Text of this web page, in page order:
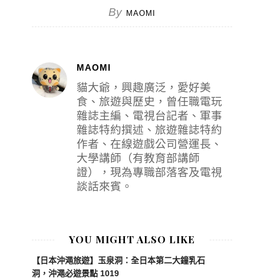
By MAOMI
MAOMI
貓大爺，興趣廣泛，愛好美
食、旅遊與歷史，曾任職電玩
雜誌主編、電視台記者、軍事
雜誌特約撰述、旅遊雜誌特約
作者、在線遊戲公司營運長、
大學講師（有教育部講師
證），現為專職部落客及電視
談話來賓。
YOU MIGHT ALSO LIKE
【日本沖澠旅遊】玉泉洞：全日本第二大鐘乳石
洞，沖澠必遊景點 1019